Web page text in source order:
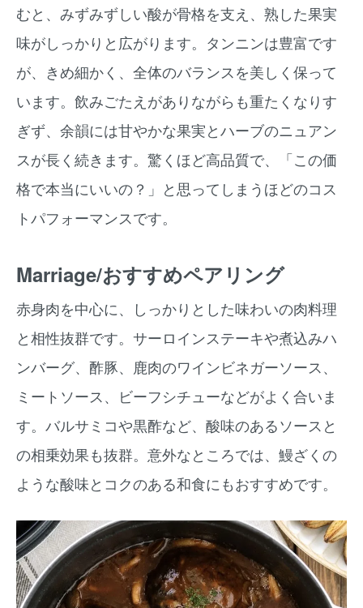
むと、みずみずしい酸が骨格を支え、熟した果実
味がしっかりと広がります。タンニンは豊富です
が、きめ細かく、全体のバランスを美しく保って
います。飲みごたえがありながらも重たくなりす
ぎず、余韻には甘やかな果実とハーブのニュアン
スが長く続きます。驚くほど高品質で、「この価
格で本当にいいの？」と思ってしまうほどのコス
トパフォーマンスです。
Marriage/おすすめペアリング
赤身肉を中心に、しっかりとした味わいの肉料理
と相性抜群です。サーロインステーキや煮込みハ
ンバーグ、酢豚、鹿肉のワインビネガーソース、
ミートソース、ビーフシチューなどがよく合いま
す。バルサミコや黒酢など、酸味のあるソースと
の相乗効果も抜群。意外なところでは、鰻ざくの
ような酸味とコクのある和食にもおすすめです。